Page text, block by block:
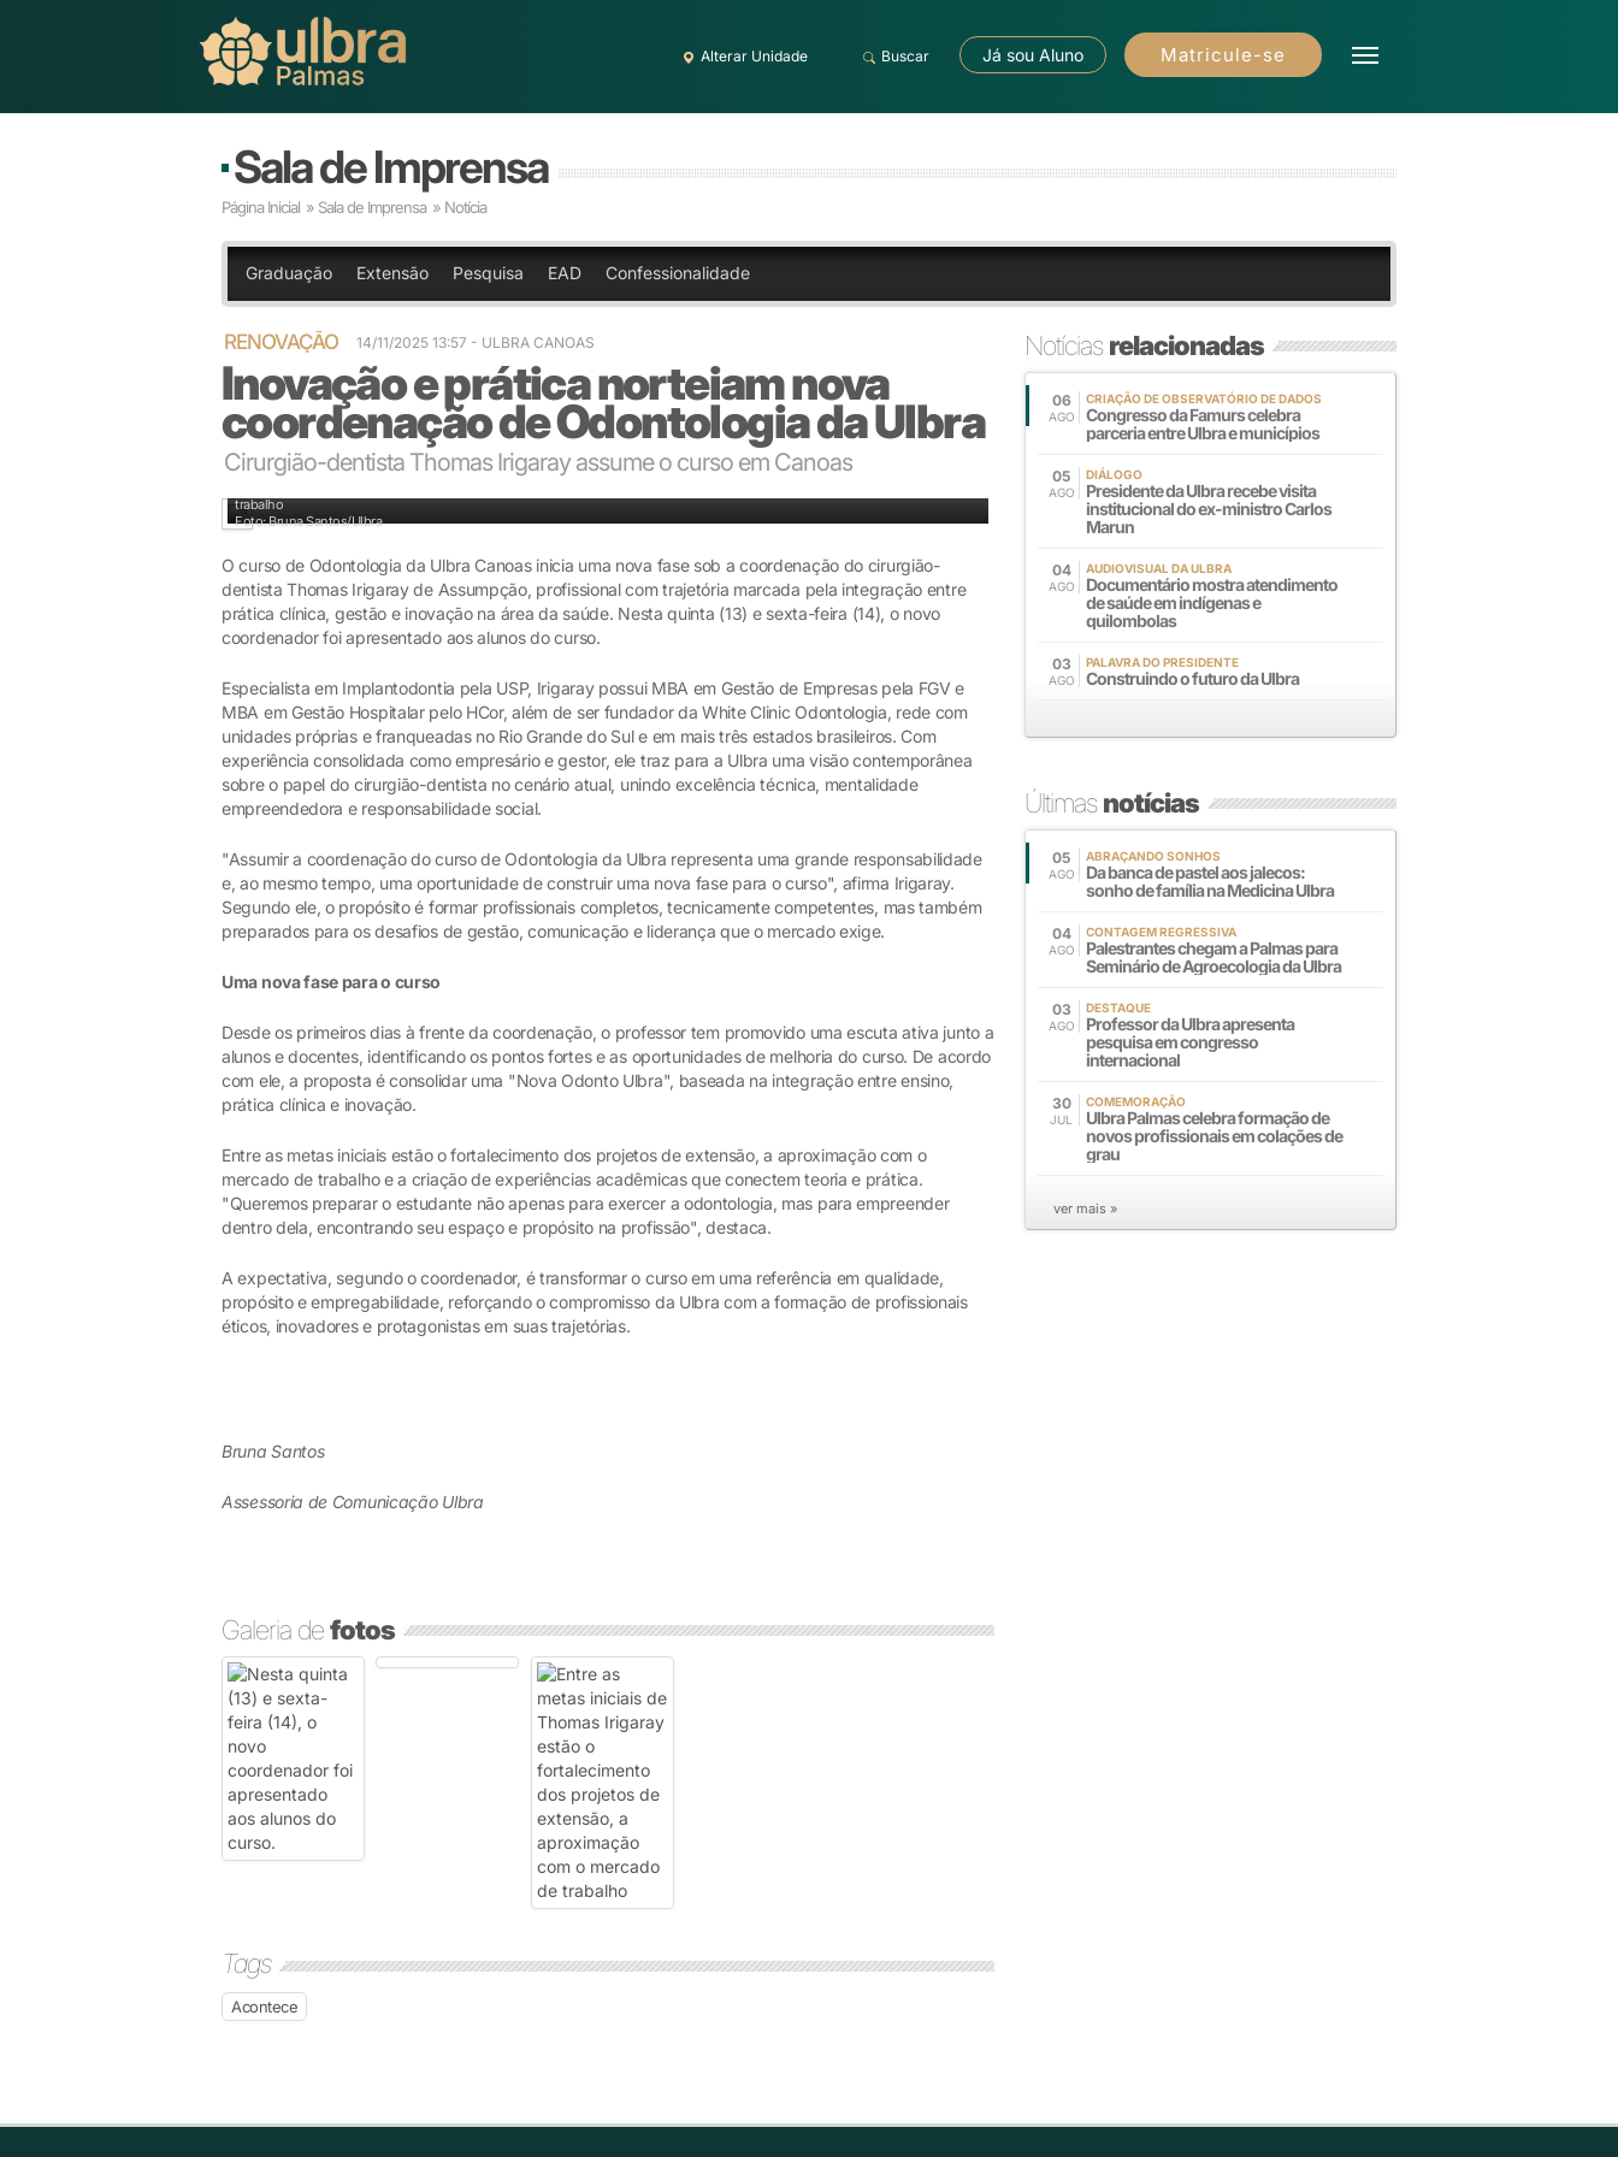
Alterar Unidade Buscar Já sou Aluno Matricule-se
Sala de Imprensa
Página Inicial » Sala de Imprensa » Notícia
Graduação Extensão Pesquisa EAD Confessionalidade
RENOVAÇÃO 14/11/2025 13:57 - ULBRA CANOAS
Inovação e prática norteiam nova
coordenação de Odontologia da Ulbra
Cirurgião-dentista Thomas Irigaray assume o curso em Canoas
trabalho
Foto: Bruna Santos/Ulbra
O curso de Odontologia da Ulbra Canoas inicia uma nova fase sob a coordenação do cirurgião-
dentista Thomas Irigaray de Assumpção, profissional com trajetória marcada pela integração entre
prática clínica, gestão e inovação na área da saúde. Nesta quinta (13) e sexta-feira (14), o novo
coordenador foi apresentado aos alunos do curso.
Especialista em Implantodontia pela USP, Irigaray possui MBA em Gestão de Empresas pela FGV e
MBA em Gestão Hospitalar pelo HCor, além de ser fundador da White Clinic Odontologia, rede com
unidades próprias e franqueadas no Rio Grande do Sul e em mais três estados brasileiros. Com
experiência consolidada como empresário e gestor, ele traz para a Ulbra uma visão contemporânea
sobre o papel do cirurgião-dentista no cenário atual, unindo excelência técnica, mentalidade
empreendedora e responsabilidade social.
"Assumir a coordenação do curso de Odontologia da Ulbra representa uma grande responsabilidade
e, ao mesmo tempo, uma oportunidade de construir uma nova fase para o curso", afirma Irigaray.
Segundo ele, o propósito é formar profissionais completos, tecnicamente competentes, mas também
preparados para os desafios de gestão, comunicação e liderança que o mercado exige.
Uma nova fase para o curso
Desde os primeiros dias à frente da coordenação, o professor tem promovido uma escuta ativa junto a
alunos e docentes, identificando os pontos fortes e as oportunidades de melhoria do curso. De acordo
com ele, a proposta é consolidar uma "Nova Odonto Ulbra", baseada na integração entre ensino,
prática clínica e inovação.
Entre as metas iniciais estão o fortalecimento dos projetos de extensão, a aproximação com o
mercado de trabalho e a criação de experiências acadêmicas que conectem teoria e prática.
"Queremos preparar o estudante não apenas para exercer a odontologia, mas para empreender
dentro dela, encontrando seu espaço e propósito na profissão", destaca.
A expectativa, segundo o coordenador, é transformar o curso em uma referência em qualidade,
propósito e empregabilidade, reforçando o compromisso da Ulbra com a formação de profissionais
éticos, inovadores e protagonistas em suas trajetórias.
Bruna Santos
Assessoria de Comunicação Ulbra
Galeria defotos
Tags
Acontece
Notíciasrelacionadas
06
AGO
CRIAÇÃO DE OBSERVATÓRIO DE DADOS
Congresso da Famurs celebra
parceria entre Ulbra e municípios
05
AGO
DIÁLOGO
Presidente da Ulbra recebe visita
institucional do ex-ministro Carlos
Marun
04
AGO
AUDIOVISUAL DA ULBRA
Documentário mostra atendimento
de saúde em indígenas e
quilombolas
03
AGO
PALAVRA DO PRESIDENTE
Construindo o futuro da Ulbra
Últimasnotícias
05
AGO
ABRAÇANDO SONHOS
Da banca de pastel aos jalecos:
sonho de família na Medicina Ulbra
04
AGO
CONTAGEM REGRESSIVA
Palestrantes chegam a Palmas para
Seminário de Agroecologia da Ulbra
03
AGO
DESTAQUE
Professor da Ulbra apresenta
pesquisa em congresso
internacional
30
JUL
COMEMORAÇÃO
Ulbra Palmas celebra formação de
novos profissionais em colações de
grau
ver mais »